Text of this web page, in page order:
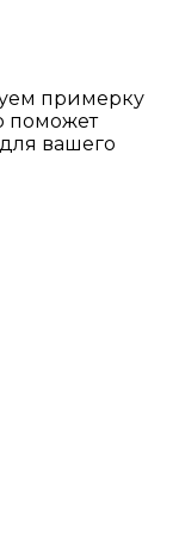
примерку
поможет
вашего